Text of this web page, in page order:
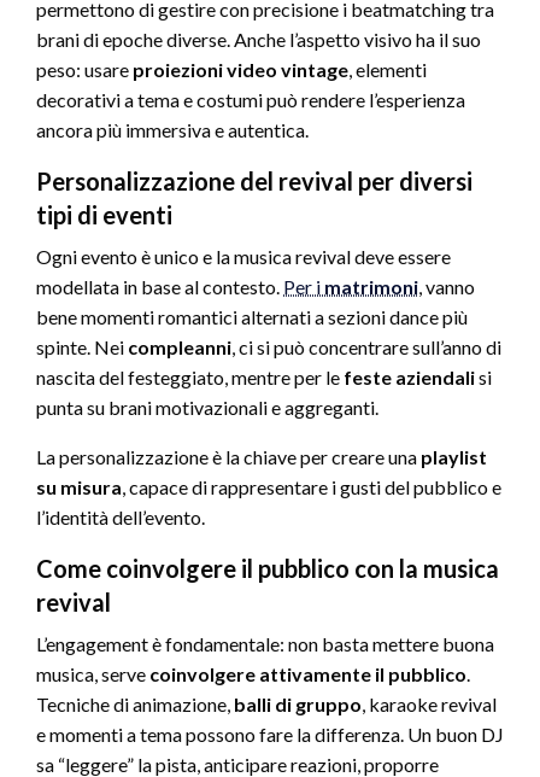
permettono di gestire con precisione i beatmatching tra
brani di epoche diverse. Anche l’aspetto visivo ha il suo
peso: usare proiezioni video vintage, elementi
decorativi a tema e costumi può rendere l’esperienza
ancora più immersiva e autentica.
Personalizzazione del revival per diversi
tipi di eventi
Ogni evento è unico e la musica revival deve essere
modellata in base al contesto. Per i matrimoni, vanno
bene momenti romantici alternati a sezioni dance più
spinte. Nei compleanni, ci si può concentrare sull’anno di
nascita del festeggiato, mentre per le feste aziendalisi
punta su brani motivazionali e aggreganti.
La personalizzazione è la chiave per creare una playlist
su misura, capace di rappresentare i gusti del pubblico e
l’identità dell’evento.
Come coinvolgere il pubblico con la musica
revival
L’engagement è fondamentale: non basta mettere buona
musica, serve coinvolgere attivamente il pubblico.
Tecniche di animazione, balli di gruppo, karaoke revival
e momenti a tema possono fare la differenza. Un buon DJ
sa “leggere” la pista, anticipare reazioni, proporre